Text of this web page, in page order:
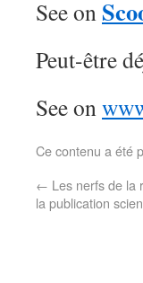
See on
Peut-être
See on
Ce contenu a été
← Les nerfs de la
la publication